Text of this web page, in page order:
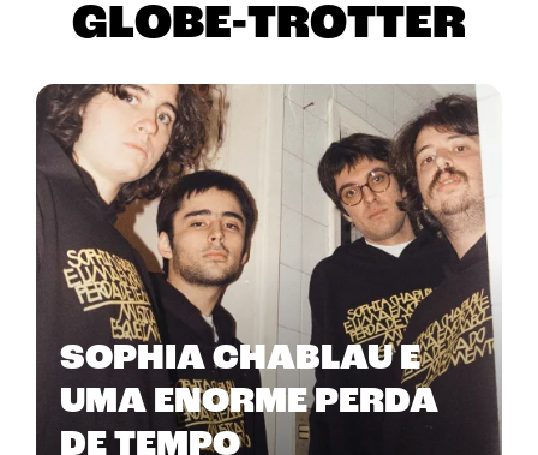
GLOBE-TROTTER
SOPHIA CHABLAU E
UMA ENORME PERDA
DE TEMPO